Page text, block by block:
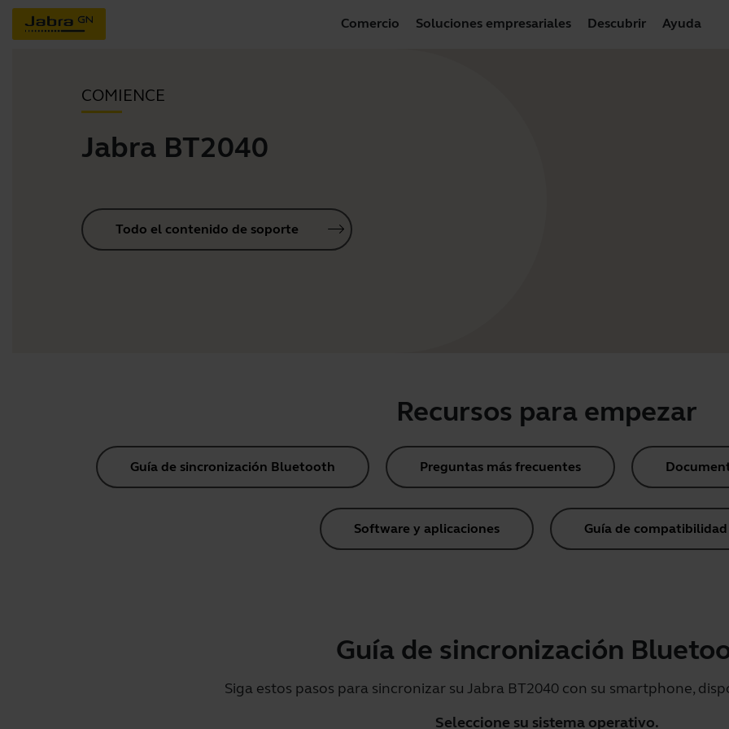
Comercio Soluciones empresariales Descubrir Ayuda
COMIENCE
Jabra BT2040
Todo el contenido de soporte
Recursos para empezar
Guía de sincronización Bluetooth Preguntas más frecuentes
Software y aplicaciones Guía de compatibilidad
Guía de sincronización
Siga estos pasos para sincronizar su Jabra BT2040 con su smartphone,
Seleccione su sistema operativo.